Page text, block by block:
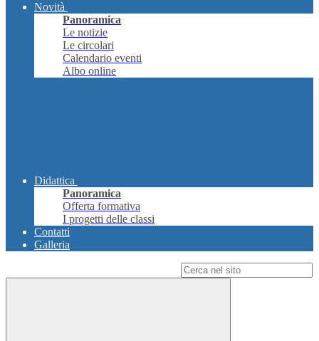
Novità
Panoramica
Le notizie
Le circolari
Calendario eventi
Albo online
Didattica
Panoramica
Offerta formativa
I progetti delle classi
Contatti
Galleria